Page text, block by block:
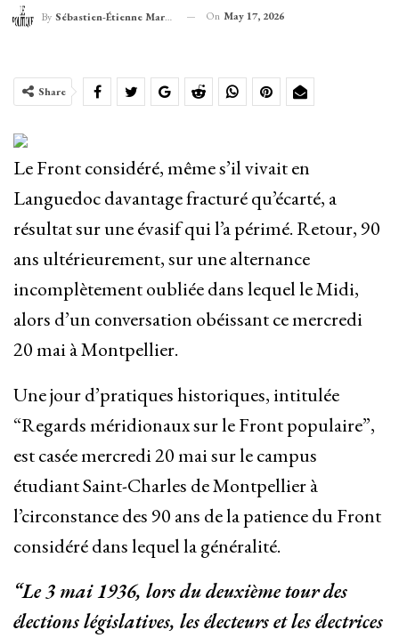
By Sébastien-Étienne Marechal On May 17, 2026
Share
Le Front considéré, même s’il vivait en
Languedoc davantage fracturé qu’écarté, a
résultat sur une évasif qui l’a périmé. Retour, 90
ans ultérieurement, sur une alternance
incomplètement oubliée dans lequel le Midi,
alors d’un conversation obéissant ce mercredi
20 mai à Montpellier.
Une jour d’pratiques historiques, intitulée
“Regards méridionaux sur le Front populaire”,
est casée mercredi 20 mai sur le campus
étudiant Saint-Charles de Montpellier à
l’circonstance des 90 ans de la patience du Front
considéré dans lequel la généralité.
“Le 3 mai 1936, lors du deuxième tour des
élections législatives, les électeurs et les électrices